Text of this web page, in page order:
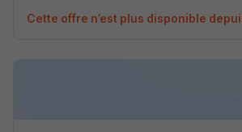
Cette offre n’est plus disponible